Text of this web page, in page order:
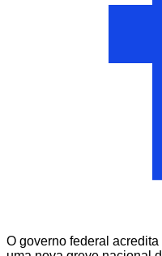
O governo federal